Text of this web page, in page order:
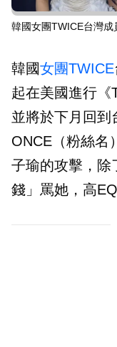
韓國女團TWICE台灣成
韓國女團TWICE
起在美國進行《
並將於下月回到
ONCE（粉絲名
子瑜的攻擊，除
錢」罵她，高